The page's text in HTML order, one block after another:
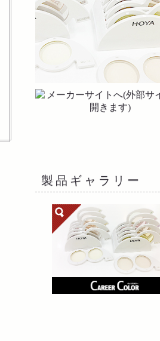
製品ギャラリー